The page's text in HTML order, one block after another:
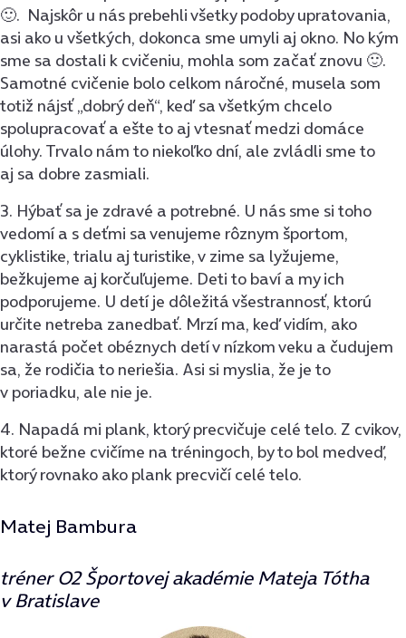
🙂. Najskôr u nás prebehli všetky podoby upratovania,
asi ako u všetkých, dokonca sme umyli aj okno. No kým
sme sa dostali k cvičeniu, mohla som začať znovu 🙂.
Samotné cvičenie bolo celkom náročné, musela som
totiž nájsť „dobrý deň“, keď sa všetkým chcelo
spolupracovať a ešte to aj vtesnať medzi domáce
úlohy. Trvalo nám to niekoľko dní, ale zvládli sme to
aj sa dobre zasmiali.
3. Hýbať sa je zdravé a potrebné. U nás sme si toho
vedomí a s deťmi sa venujeme rôznym športom,
cyklistike, trialu aj turistike, v zime sa lyžujeme,
bežkujeme aj korčuľujeme. Deti to baví a my ich
podporujeme. U detí je dôležitá všestrannosť, ktorú
určite netreba zanedbať. Mrzí ma, keď vidím, ako
narastá počet obéznych detí v nízkom veku a čudujem
sa, že rodičia to neriešia. Asi si myslia, že je to
v poriadku, ale nie je.
4. Napadá mi plank, ktorý precvičuje celé telo. Z cvikov,
ktoré bežne cvičíme na tréningoch, by to bol medveď,
ktorý rovnako ako plank precvičí celé telo.
Matej Bambura
tréner O2 Športovej akadémie Mateja Tótha
v Bratislave